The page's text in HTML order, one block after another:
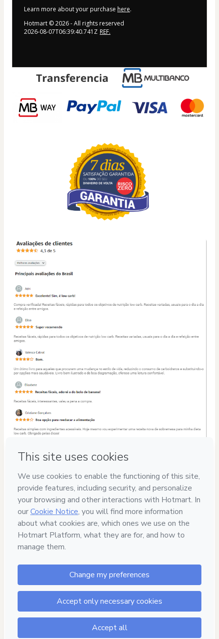
Learn more about your purchase here.
Hotmart ©2026- All rights reserved
2026-08-07T06:39:40.741Z REF.
Your information is 100% secure
Safe purchase
Secure and authenticated environment
Approved content
100% reviewed and approved